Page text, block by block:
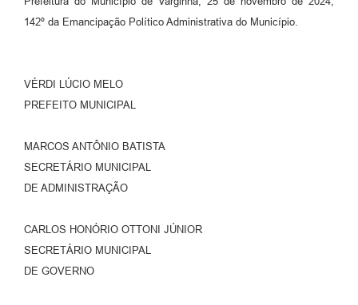
142º da Emancipação Político Administrativa do Município.
VÉRDI LÚCIO MELO
PREFEITO MUNICIPAL
MARCOS ANTÔNIO BATISTA
SECRETÁRIO MUNICIPAL
DE ADMINISTRAÇÃO
CARLOS HONÓRIO OTTONI JÚNIOR
SECRETÁRIO MUNICIPAL
DE GOVERNO